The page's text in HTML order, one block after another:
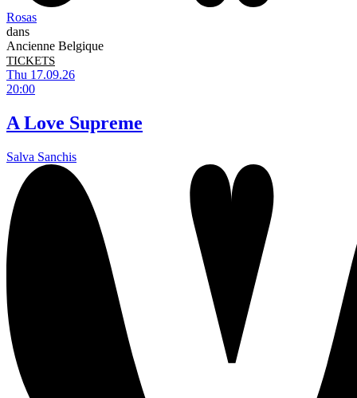
Rosas
dans
Ancienne Belgique
TICKETS
Thu 17.09.26
20:00
A Love Supreme
Salva Sanchis